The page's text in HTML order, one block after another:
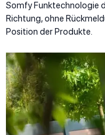
Somfy Funktechnologie
Richtung, ohne
Position der Produkte.